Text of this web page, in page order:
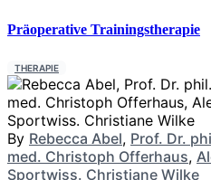
Präoperative Trainingstherapie
THERAPIE
By Rebecca Abel, Prof. Dr.
med. Christoph Offerhaus,
Sportwiss. Christiane Wilke